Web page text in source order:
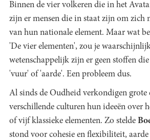
Binnen de vier volkeren die in het
zijn er mensen die in staat zijn om zich
van hun nationale element. Maar wat
'De vier elementen', zou je
wetenschappelijk zijn er geen stoffen
'vuur' of 'aarde'. Een probleem dus.
Al sinds de Oudheid verkondigen grote
verschillende culturen hun ideeën over
of vijf klassieke elementen. Zo stelde
stond voor cohesie en flexibiliteit,